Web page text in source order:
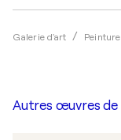
Galerie d'art Peinture
Autres œuvres de